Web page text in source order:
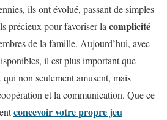
ils ont évolué, passant de simples
précieux pour favoriser la complicité
de la famille. Aujourd’hui, avec
il est plus important que
non seulement amusent, mais
et la communication. Que ce
concevoir votre propre jeu